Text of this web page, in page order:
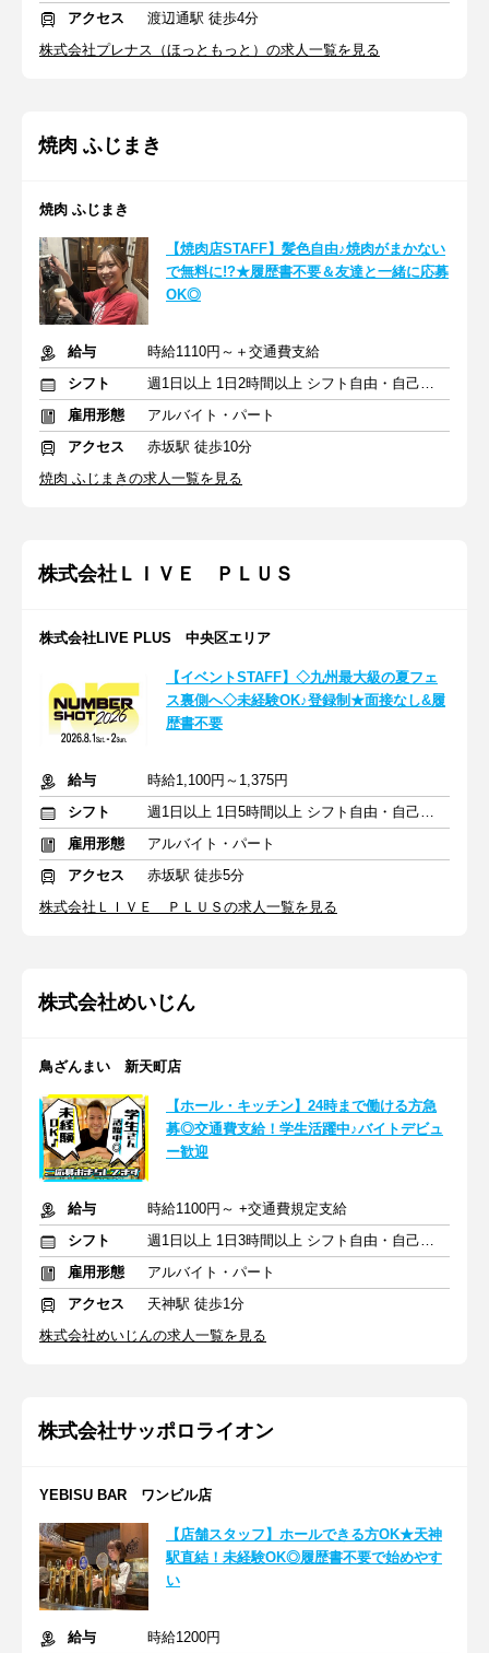
アクセス
渡辺通駅 徒歩4分
株式会社プレナス（ほっともっと）の求人一覧を見る
焼肉 ふじまき
焼肉 ふじまき
【焼肉店STAFF】髪色自由♪焼肉がまかない
で無料に!?★履歴書不要＆友達と一緒に応募
OK◎
給与
時給1110円～＋交通費支給
シフト
週1日以上 1日2時間以上 シフト自由・自己申告
雇用形態
アルバイト・パート
アクセス
赤坂駅 徒歩10分
焼肉 ふじまきの求人一覧を見る
株式会社ＬＩＶＥ ＰＬＵＳ
株式会社LIVE PLUS 中央区エリア
【イベントSTAFF】◇九州最大級の夏フェ
ス裏側へ◇未経験OK♪登録制★面接なし&履
歴書不要
給与
時給1,100円～1,375円
シフト
週1日以上 1日5時間以上 シフト自由・自己申告
雇用形態
アルバイト・パート
アクセス
赤坂駅 徒歩5分
株式会社ＬＩＶＥ ＰＬＵＳの求人一覧を見る
株式会社めいじん
鳥ざんまい 新天町店
【ホール・キッチン】24時まで働ける方急
募◎交通費支給！学生活躍中♪バイトデビュ
ー歓迎
給与
時給1100円～ +交通費規定支給
シフト
週1日以上 1日3時間以上 シフト自由・自己申告
雇用形態
アルバイト・パート
アクセス
天神駅 徒歩1分
株式会社めいじんの求人一覧を見る
株式会社サッポロライオン
YEBISU BAR ワンビル店
【店舗スタッフ】ホールできる方OK★天神
駅直結！未経験OK◎履歴書不要で始めやす
い
給与
時給1200円